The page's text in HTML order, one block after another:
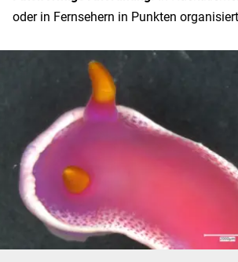
oder in Fernsehern in Punkten